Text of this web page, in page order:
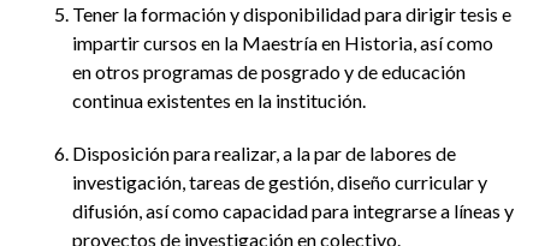
Tener la formación y disponibilidad para dirigir tesis e
impartir cursos en la Maestría en Historia, así como
en otros programas de posgrado y de educación
continua existentes en la institución.
Disposición para realizar, a la par de labores de
investigación, tareas de gestión, diseño curricular y
difusión, así como capacidad para integrarse a líneas y
proyectos de investigación en colectivo.